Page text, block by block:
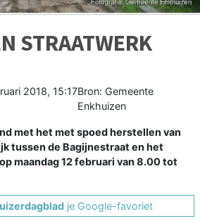
STRAATWERK
2018, 15:17Bron: Gemeente
Enkhuizen
met het met spoed herstellen van
tussen de Bagijnestraat en het
maandag 12 februari van 8.00 tot
je Google-favoriet